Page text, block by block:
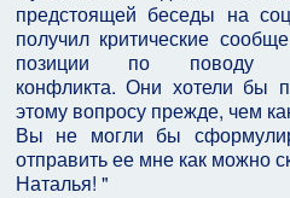
предстоящей беседы на
получил критические
позиции по поводу
конфликта. Они хотели бы
этому вопросу прежде, чем
Вы не могли бы
отправить ее мне как можно
Наталья! "